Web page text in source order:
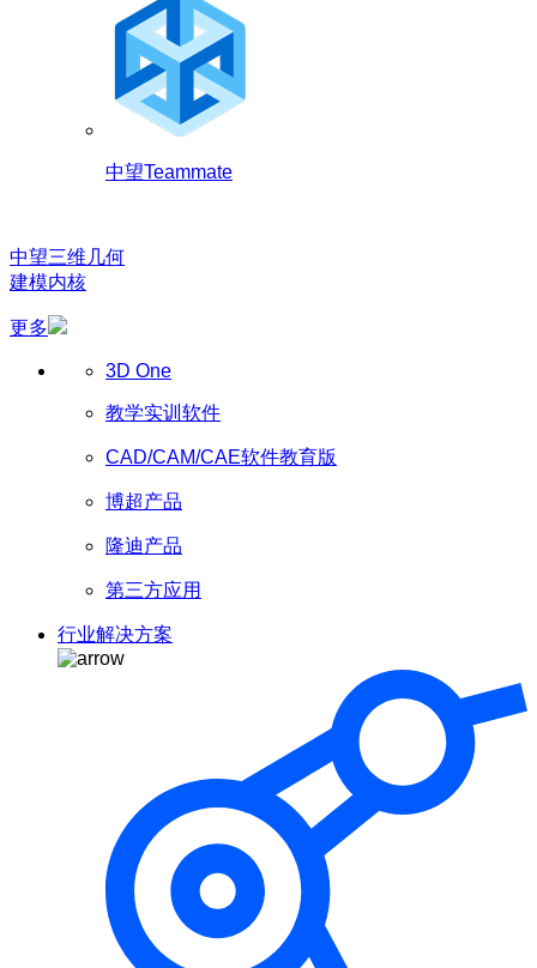
中望Teammate
中望三维几何
建模内核
更多
3D One
教学实训软件
CAD/CAM/CAE软件教育版
博超产品
隆迪产品
第三方应用
行业解决方案